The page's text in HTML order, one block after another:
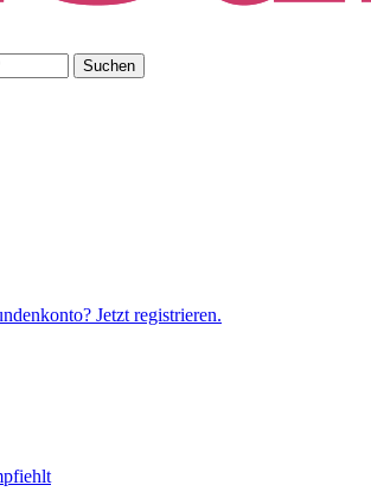
Suchen
Jetzt registrieren.